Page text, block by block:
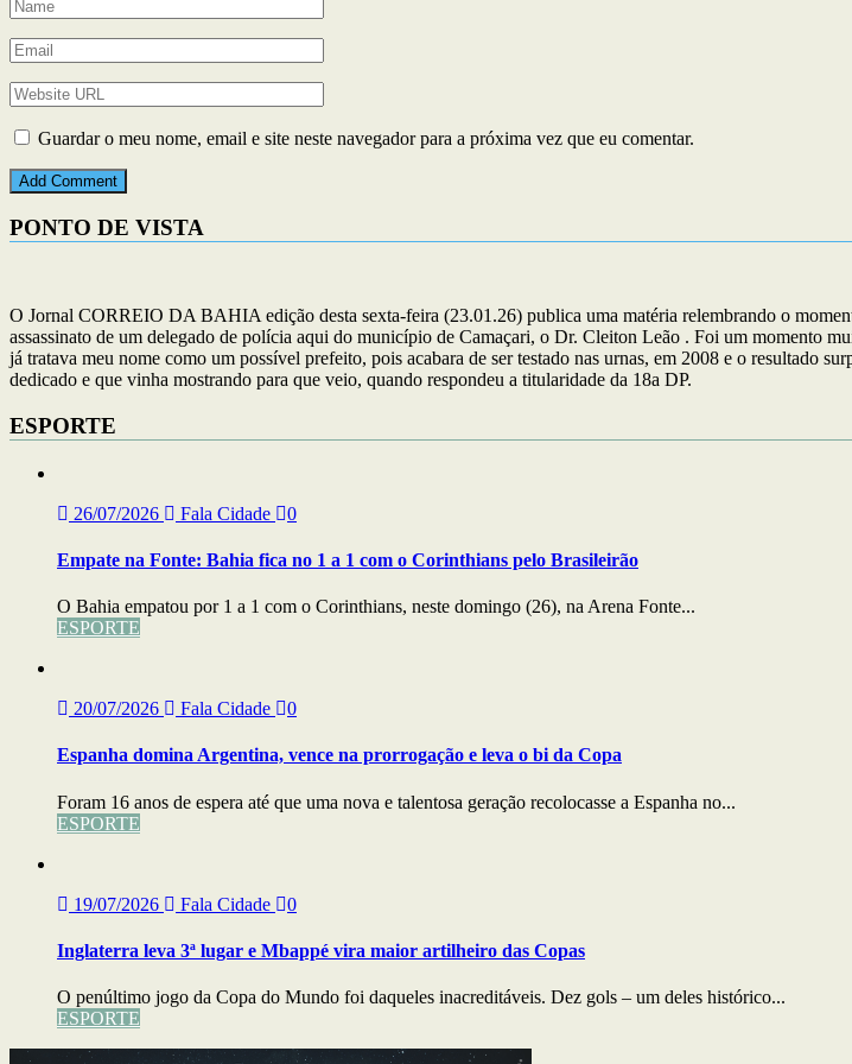
Guardar o meu nome, email e site neste navegador para a próxima vez que eu comentar.
PONTO DE VISTA
O Jornal CORREIO DA BAHIA edição desta sexta-feira (23.01.26) publica uma matéria relembrando o
assassinato de um delegado de polícia aqui do município de Camaçari, o Dr. Cleiton Leão . Foi um momento
já tratava meu nome como um possível prefeito, pois acabara de ser testado nas urnas, em 2008 e o resultado
dedicado e que vinha mostrando para que veio, quando respondeu a titularidade da 18a DP.
ESPORTE
26/07/2026 Fala Cidade 0
Empate na Fonte: Bahia fica no 1 a 1 com o Corinthians pelo Brasileirão
O Bahia empatou por 1 a 1 com o Corinthians, neste domingo (26), na Arena Fonte...
ESPORTE
20/07/2026 Fala Cidade 0
Espanha domina Argentina, vence na prorrogação e leva o bi da Copa
Foram 16 anos de espera até que uma nova e talentosa geração recolocasse a Espanha no...
ESPORTE
19/07/2026 Fala Cidade 0
Inglaterra leva 3ª lugar e Mbappé vira maior artilheiro das Copas
O penúltimo jogo da Copa do Mundo foi daqueles inacreditáveis. Dez gols – um deles histórico...
ESPORTE